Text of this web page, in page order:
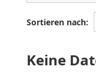
Sortieren nach
Keine